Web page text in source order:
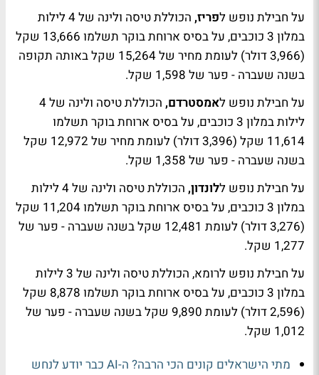
על חבילת נופש לפריז,
הכוללת טיסה ולינה של 4 לילות
במלון 3 כוכבים, על בסיס ארוחת בוקר תשלמו 13,666 שקל
(3,966 דולר) לעומת מחיר של 15,264 שקל באותה תקופה
בשנה שעברה - פער של 1,598 שקל.
על חבילת נופש לאמסטרדם,
הכוללת טיסה ולינה של 4
לילות במלון 3 כוכבים, על בסיס ארוחת בוקר תשלמו
11,614 שקל (3,396 דולר) לעומת מחיר של 12,972 שקל
בשנה שעברה - פער של 1,358 שקל.
על חבילת נופש ללונדון,
הכוללת טיסה ולינה של 4 לילות
במלון 3 כוכבים, על בסיס ארוחת בוקר תשלמו 11,204 שקל
(3,276 דולר) לעומת 12,481 שקל בשנה שעברה - פער של
1,277 שקל.
על חבילת נופש לרומא,
הכוללת טיסה ולינה של 3 לילות
במלון 3 כוכבים, על בסיס ארוחת בוקר תשלמו 8,878 שקל
(2,596 דולר) לעומת 9,890 שקל בשנה שעברה - פער של
1,012 שקל.
מתי הישראלים קונים הכי הרבה? ה-AI כבר יודע לנחש